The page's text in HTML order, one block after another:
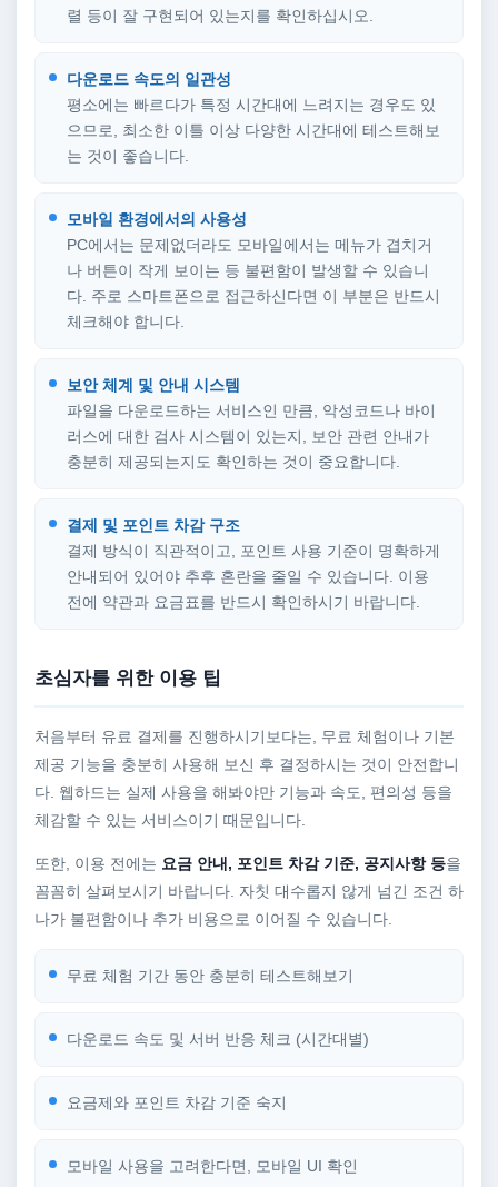
렬 등이 잘 구현되어 있는지를 확인하십시오.
다운로드 속도의 일관성
평소에는 빠르다가 특정 시간대에 느려지는 경우도 있
으므로, 최소한 이틀 이상 다양한 시간대에 테스트해보
는 것이 좋습니다.
모바일 환경에서의 사용성
PC에서는 문제없더라도 모바일에서는 메뉴가 겹치거
나 버튼이 작게 보이는 등 불편함이 발생할 수 있습니
다. 주로 스마트폰으로 접근하신다면 이 부분은 반드시
체크해야 합니다.
보안 체계 및 안내 시스템
파일을 다운로드하는 서비스인 만큼, 악성코드나 바이
러스에 대한 검사 시스템이 있는지, 보안 관련 안내가
충분히 제공되는지도 확인하는 것이 중요합니다.
결제 및 포인트 차감 구조
결제 방식이 직관적이고, 포인트 사용 기준이 명확하게
안내되어 있어야 추후 혼란을 줄일 수 있습니다. 이용
전에 약관과 요금표를 반드시 확인하시기 바랍니다.
초심자를 위한 이용 팁
처음부터 유료 결제를 진행하시기보다는, 무료 체험이나 기본
제공 기능을 충분히 사용해 보신 후 결정하시는 것이 안전합니
다. 웹하드는 실제 사용을 해봐야만 기능과 속도, 편의성 등을
체감할 수 있는 서비스이기 때문입니다.
또한, 이용 전에는 요금 안내, 포인트 차감 기준, 공지사항 등을
꼼꼼히 살펴보시기 바랍니다. 자칫 대수롭지 않게 넘긴 조건 하
나가 불편함이나 추가 비용으로 이어질 수 있습니다.
무료 체험 기간 동안 충분히 테스트해보기
다운로드 속도 및 서버 반응 체크 (시간대별)
요금제와 포인트 차감 기준 숙지
모바일 사용을 고려한다면, 모바일 UI 확인